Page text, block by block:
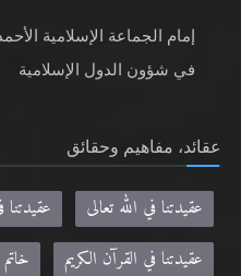
إمام الجماعة الإسلامية
في شؤون الدول الإسلامية
عقائد، مفاهيم وحقائق
عقيدتنا في الله تعالى
عقيدتنا في القرآن الكريم